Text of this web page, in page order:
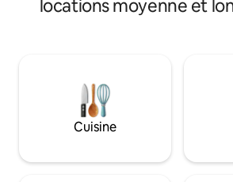
locations moyenne et
Cuisine